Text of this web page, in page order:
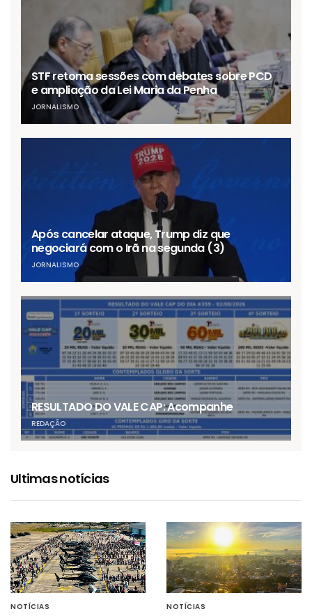
STF retoma sessões com debates sobre PCD
e ampliação da Lei Maria da Penha
JORNALISMO
Após cancelar ataque, Trump diz que
negociará com o Irã na segunda (3)
JORNALISMO
RESULTADO DO VALE CAP: Acompanhe
REDAÇÃO
Ultimas notícias
NOTÍCIAS NOTÍCIAS